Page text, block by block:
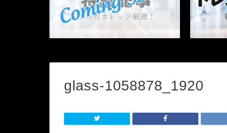
glass-1058878_1920